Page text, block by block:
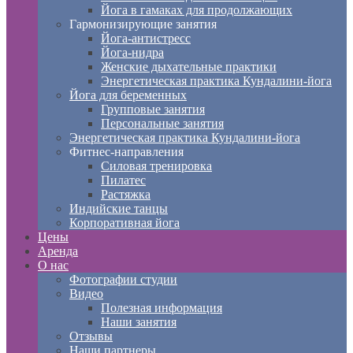
Йога в гамаках для продолжающих
Гармонизирующие занятия
Йога-антистресс
Йога-нидра
Женские дыхательные практики
Энергетическая практика Кундалини-йога
Йога для беременных
Групповые занятия
Персональные занятия
Энергетическая практика Кундалини-йога
Фитнес-направления
Силовая тренировка
Пилатес
Растяжка
Индийские танцы
Корпоративная йога
Цены
Аренда
О нас
Фотографии студии
Видео
Полезная информация
Наши занятия
Отзывы
Наши партнеры